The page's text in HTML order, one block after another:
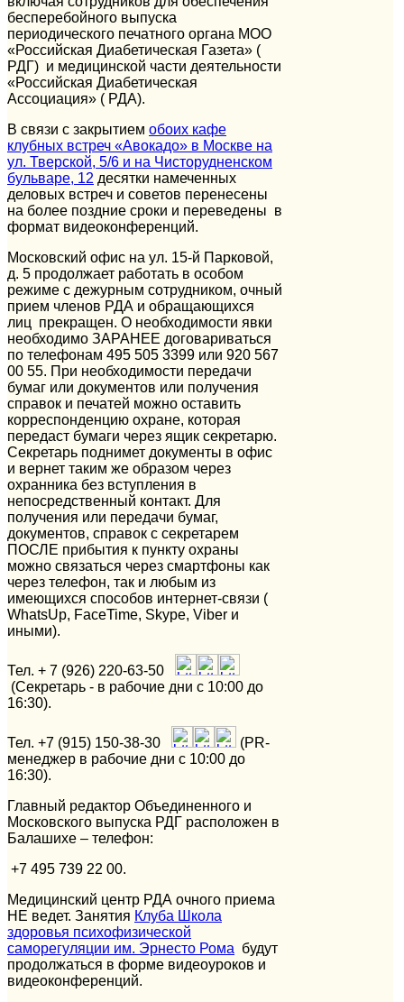
бесперебойного выпуска
периодического печатного органа МОО
«Российская Диабетическая Газета» (
РДГ) и медицинской части деятельности
«Российская Диабетическая
Ассоциация» ( РДА).
В связи с закрытием обоих кафе
клубных встреч «Авокадо» в Москве на
ул. Тверской, 5/6 и на Чисторудненском
бульваре, 12 десятки намеченных
деловых встреч и советов перенесены
на более поздние сроки и переведены в
формат видеоконференций.
Московский офис на ул. 15-й Парковой,
д. 5 продолжает работать в особом
режиме с дежурным сотрудником, очный
прием членов РДА и обращающихся
лиц прекращен. О необходимости явки
необходимо ЗАРАНЕЕ договариваться
по телефонам 495 505 3399 или 920 567
00 55. При необходимости передачи
бумаг или документов или получения
справок и печатей можно оставить
корреспонденцию охране, которая
передаст бумаги через ящик секретарю.
Секретарь поднимет документы в офис
и вернет таким же образом через
охранника без вступления в
непосредственный контакт. Для
получения или передачи бумаг,
документов, справок с секретарем
ПОСЛЕ прибытия к пункту охраны
можно связаться через смартфоны как
через телефон, так и любым из
имеющихся способов интернет-связи (
WhatsUp, FaceTime, Skype, Viber и
иными).
Тел. + 7 (926) 220-63-50
(Секретарь - в рабочие дни c 10:00 до
16:30).
Тел. +7 (915) 150-38-30
(PR-
менеджер в рабочие дни c 10:00 до
16:30).
Главный редактор Объединенного и
Московского выпуска РДГ расположен в
Балашихе – телефон:
+7 495 739 22 00.
Медицинский центр РДА очного приема
НЕ ведет. Занятия Клуба Школа
здоровья психофизической
саморегуляции им. Эрнесто Рома будут
продолжаться в форме видеоуроков и
видеоконференций.